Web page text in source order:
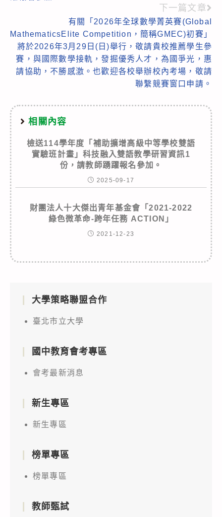
下一篇文章
有關「2026年全球數學菁英賽(Global
MathematicsElite Competition，簡稱GMEC)初賽」
將於2026年3月29日(日)舉行，敬請貴校推薦學生參
賽，與國際數學接軌，發掘優秀人才，為國爭光，惠
請協助，不勝感激。也歡迎各校舉辦校內考場，敬請
聯繫競賽窗口申請。
相關內容
檢送114學年度「補助擴增高級中等學校雙語
實驗班計畫」科技融入雙語教學研習資訊1
份，請教師踴躍報名參加。
2025-09-17
財團法人十大傑出青年基金會「2021-2022
綠色微革命-跨年任務 ACTION」
2021-12-23
大學策略聯盟合作
臺北市立大學
國中教育會考專區
會考最新消息
新生專區
新生專區
榜單專區
榜單專區
教師甄試